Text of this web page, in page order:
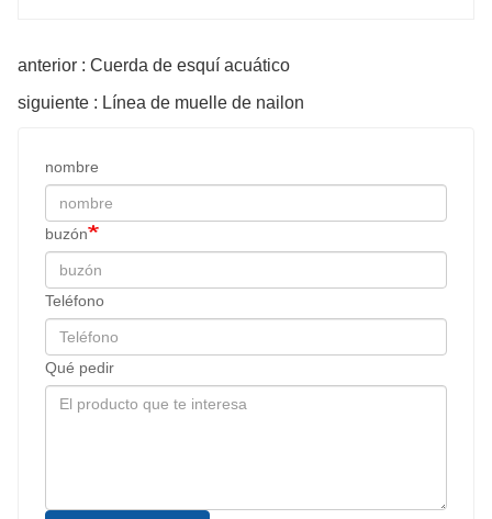
anterior : Cuerda de esquí acuático
siguiente : Línea de muelle de nailon
nombre
buzón
Teléfono
Qué pedir